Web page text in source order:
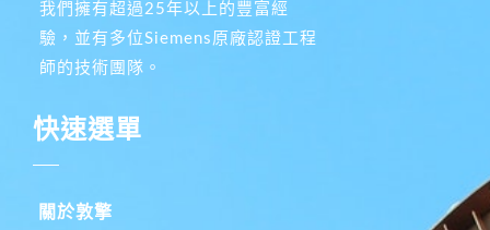
我們擁有超過25年以上的豐富經
驗，並有多位Siemens原廠認證工程
師的技術團隊。
快速選單
關於敦擎